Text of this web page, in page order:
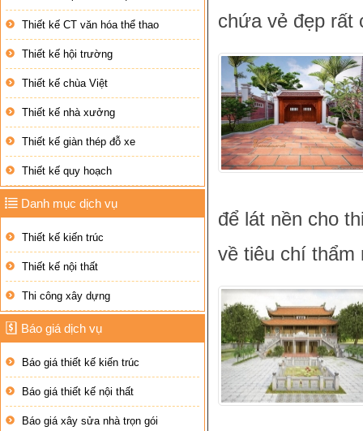
Thiết kế CT văn hóa thể thao
Thiết kế hội trường
Thiết kế chùa Việt
Thiết kế nhà xưởng
Thiết kế giàn thép đỗ xe
Thiết kế quy hoạch
Danh mục dịch vụ
Thiết kế kiến trúc
Thiết kế nội thất
Thi công xây dựng
Báo giá dịch vụ
Báo giá thiết kế kiến trúc
Báo giá thiết kế nội thất
Báo giá xây sửa nhà trọn gói
chứa vẻ đẹp rất
để lát nền cho
về tiêu chí